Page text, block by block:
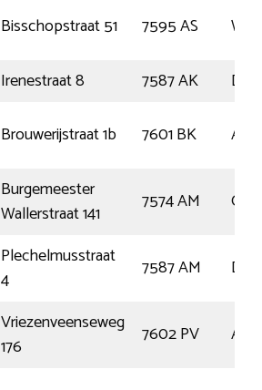
Bisschopstraat 51 7595 AS
Irenestraat 8 7587 AK
De
Brouwerijstraat 1b 7601 BK
Burgemeester
Wallerstraat 141
7574 AM
Plechelmusstraat
4
7587 AM
De
Vriezenveenseweg
176
7602 PV